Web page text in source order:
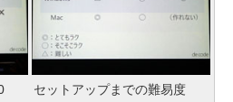
セットアップまでの難易度